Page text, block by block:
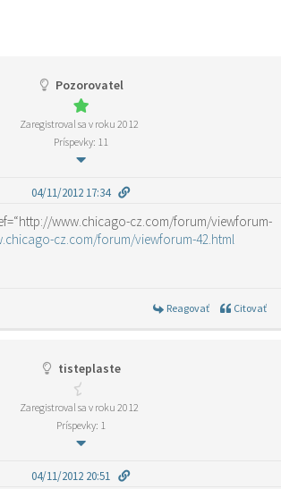
Pozorovatel
Zaregistroval sa v roku 2012
Príspevky: 11
04/11/2012 17:34
www.chicago-cz.com/forum/viewforum-
cz.com/forum/viewforum-42.html
Reagovať Citovať
tisteplaste
Zaregistroval sa v roku 2012
Príspevky: 1
04/11/2012 20:51